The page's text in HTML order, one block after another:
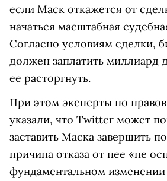
если Маск откажется от
начаться масштабная
Согласно условиям сделки,
должен заплатить миллиард
ее расторгнуть.
При этом эксперты по
указали, что Twitter может
заставить Маска завершить
причина отказа от нее «не
фундаментальном изменении